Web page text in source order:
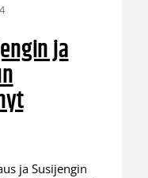
ja
ja Susijengin